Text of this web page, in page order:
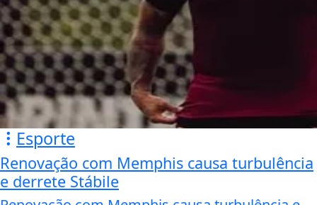
Esporte
Renovação com Memphis causa turbulência
e derrete Stábile